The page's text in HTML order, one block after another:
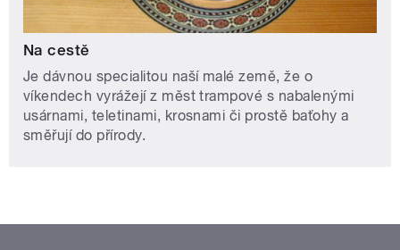
Na cestě
Je dávnou specialitou naší malé země, že o
víkendech vyrážejí z měst trampové s nabalenými
usárnami, teletinami, krosnami či prostě baťohy a
směřují do přírody.